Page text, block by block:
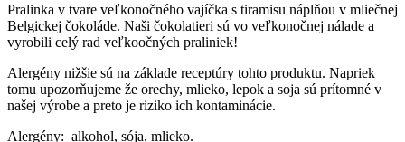
Pralinka v tvare veľkonočného vajíčka s tiramisu náplňou v mliečnej
Belgickej čokoláde. Naši čokolatieri sú vo veľkonočnej nálade a
vyrobili celý rad veľkoočných praliniek!
Alergény nižšie sú na základe receptúry tohto produktu. Napriek
tomu upozorňujeme že orechy, mlieko, lepok a soja sú prítomné v
našej výrobe a preto je riziko ich kontaminácie.
Alergény: alkohol, sója, mlieko.